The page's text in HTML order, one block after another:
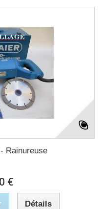
Rainureuse
€
Détails